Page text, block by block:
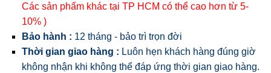
Các sản phẩm khác tại TP HCM có thể cao hơn từ 5-
10% )
Bảo hành : 12 tháng - bảo trì trọn đời
Thời gian giao hàng : Luôn hẹn khách hàng đúng giờ
không nhận khi không thể đáp ứng thời gian giao hàng.